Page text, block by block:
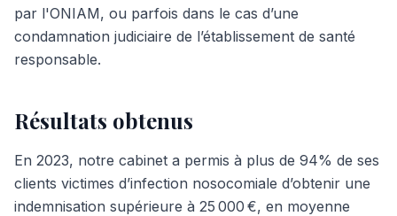
par l'ONIAM, ou parfois dans le cas d’une
condamnation judiciaire de l’établissement de santé
responsable.
Résultats obtenus
En 2023, notre cabinet a permis à plus de 94% de ses
clients victimes d’infection nosocomiale d’obtenir une
indemnisation supérieure à 25 000 €, en moyenne